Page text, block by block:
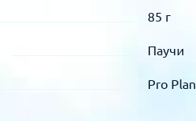
85 г
Паучи
Pro Plan